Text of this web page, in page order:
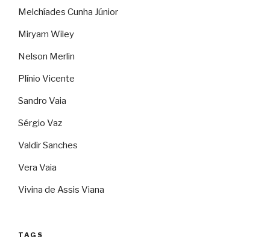
Melchíades Cunha Júnior
Miryam Wiley
Nelson Merlin
Plínio Vicente
Sandro Vaia
Sérgio Vaz
Valdir Sanches
Vera Vaia
Vivina de Assis Viana
TAGS